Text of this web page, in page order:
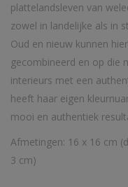
plattelandsleven van
zowel in landelijke als in
Oud en nieuw kunnen
gecombineerd en op die
interieurs met een
heeft haar eigen
mooi en authentiek
Afmetingen: 16 x 16 cm
3 cm)